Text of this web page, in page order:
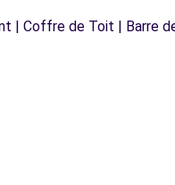
| Coffre de Toit | Barre